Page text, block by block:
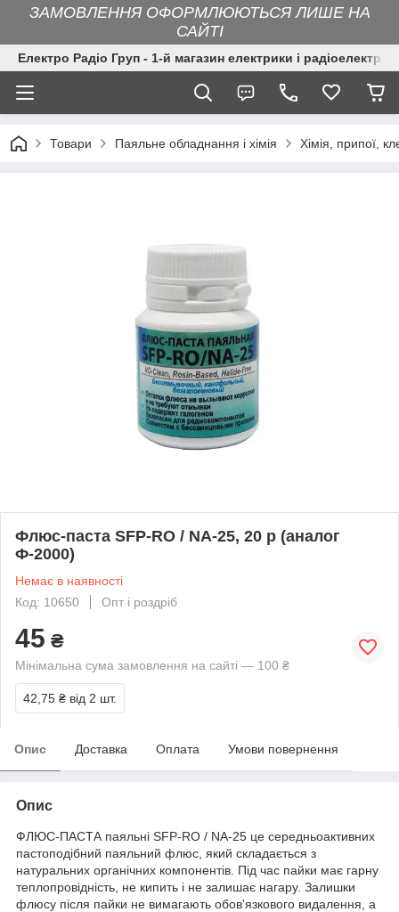
ЗАМОВЛЕННЯ ОФОРМЛЮЮТЬСЯ ЛИШЕ НА
САЙТІ
Електро Радіо Груп - 1-й магазин електрики і
Товари Паяльне обладнання і хімія Хімія, припої,
Флюс-паста SFP-RO / NA-25, 20 р (аналог
Ф-2000)
Немає в наявності
Код: 10650
Опт і роздріб
45 ₴
Мінімальна сума замовлення на сайті — 100 ₴
42,75 ₴ від 2 шт.
Опис Доставка Оплата Умови повернення
Опис
ФЛЮС-ПАСТА паяльні SFP-RO / NA-25 це середньоактивних
пастоподібний паяльний флюс, який складається з
натуральних органічних компонентів. Під час пайки має гарну
теплопровідність, не кипить і не залишає нагару. Залишки
флюсу після пайки не вимагають обов'язкового видалення, а